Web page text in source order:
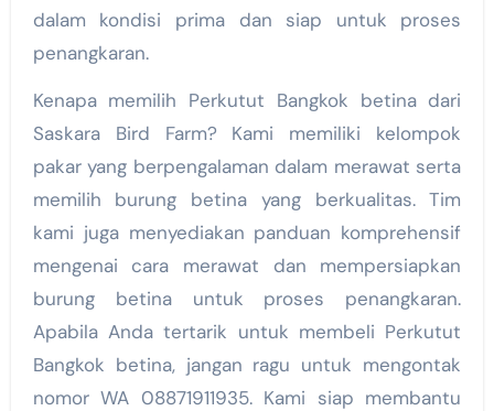
dalam kondisi prima dan siap untuk proses
penangkaran.
Kenapa memilih Perkutut Bangkok betina dari
Saskara Bird Farm? Kami memiliki kelompok
pakar yang berpengalaman dalam merawat serta
memilih burung betina yang berkualitas. Tim
kami juga menyediakan panduan komprehensif
mengenai cara merawat dan mempersiapkan
burung betina untuk proses penangkaran.
Apabila Anda tertarik untuk membeli Perkutut
Bangkok betina, jangan ragu untuk mengontak
nomor WA 08871911935. Kami siap membantu